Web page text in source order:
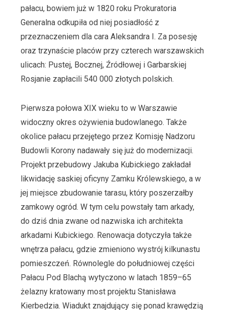
pałacu, bowiem już w 1820 roku Prokuratoria
Generalna odkupiła od niej posiadłość z
przeznaczeniem dla cara Aleksandra I. Za posesję
oraz trzynaście placów przy czterech warszawskich
ulicach: Pustej, Bocznej, Źródłowej i Garbarskiej
Rosjanie zapłacili 540 000 złotych polskich.
Pierwsza połowa XIX wieku to w Warszawie
widoczny okres ożywienia budowlanego. Także
okolice pałacu przejętego przez Komisję Nadzoru
Budowli Korony nadawały się już do modernizacji.
Projekt przebudowy Jakuba Kubickiego zakładał
likwidację saskiej oficyny Zamku Królewskiego, a w
jej miejsce zbudowanie tarasu, który poszerzałby
zamkowy ogród. W tym celu powstały tam arkady,
do dziś dnia zwane od nazwiska ich architekta
arkadami Kubickiego. Renowacja dotyczyła także
wnętrza pałacu, gdzie zmieniono wystrój kilkunastu
pomieszczeń. Równolegle do południowej części
Pałacu Pod Blachą wytyczono w latach 1859–65
żelazny kratowany most projektu Stanisława
Kierbedzia. Wiadukt znajdujący się ponad krawędzią